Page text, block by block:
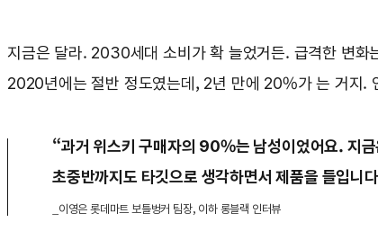
지금은 달라. 2030세대 소비가 확 늘었거든. 급격한 변
2020년에는 절반 정도였는데, 2년 만에 20%가 는 거지.
“과거 위스키 구매자의 90%는 남성이었어요. 지
초중반까지도 타깃으로 생각하면서 제품을 들입니
_이영은 롯데마트 보틀벙커 팀장, 이하 롱블랙 인터뷰